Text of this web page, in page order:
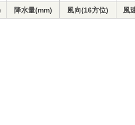
降水量(mm) 風向(16方位) 風